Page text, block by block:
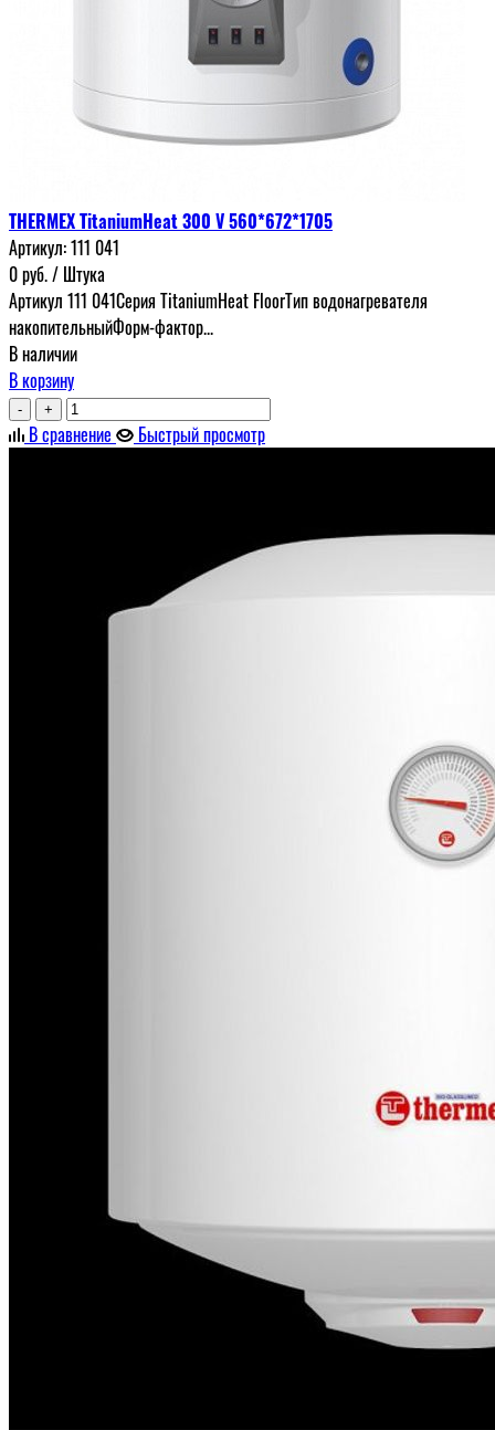
THERMEX TitaniumHeat 300 V 560*672*1705
Артикул:111 041
0руб./ Штука
Артикул 111 041Серия TitaniumHeat FloorТип водонагревателя
накопительныйФорм-фактор...
В наличии
В корзину
- +
В сравнение Быстрый просмотр